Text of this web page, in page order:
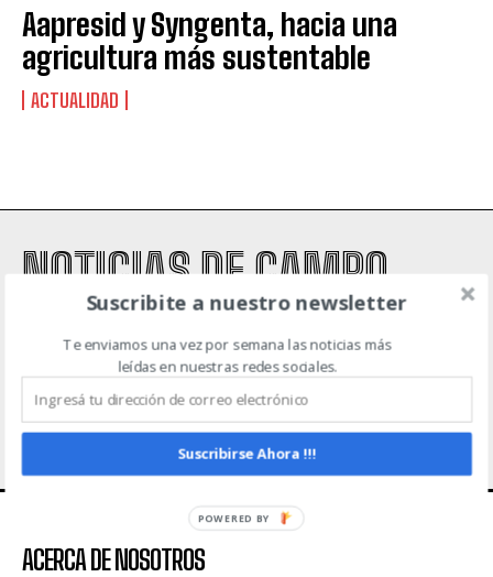
Aapresid y Syngenta, hacia una
agricultura más sustentable
ACTUALIDAD
NOTICIAS DE CAMPO
ACTUALIDAD AGRICULTURA AGTECH EVENTOS
GANADERÍA
MAQUINARIA AGRÍCOLA
INICIO CONTACTO
POLÍTICA DE PRIVACIDAD
TÉRMINOS Y CONDICIONES
ACERCA DE NOSOTROS
Suscribite a nuestro newsletter
Te enviamos una vez por semana las noticias más
leídas en nuestras redes sociales.
Suscribirse Ahora !!!